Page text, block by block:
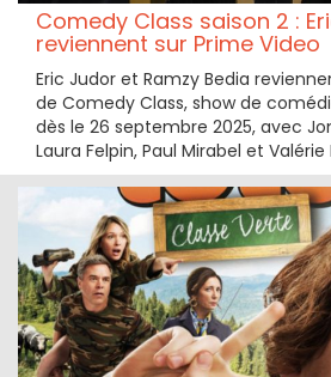
Comedy Class saison 2 :
reviennent sur Prime Video
Eric Judor et Ramzy Bedia
de Comedy Class, show de
dès le 26 septembre 2025, avec
Laura Felpin, Paul Mirabel et